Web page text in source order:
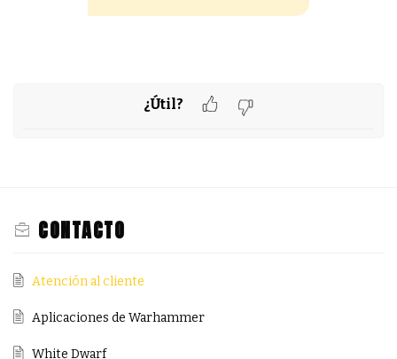
¿Útil?
CONTACTO
Atención al cliente
Aplicaciones de Warhammer
White Dwarf